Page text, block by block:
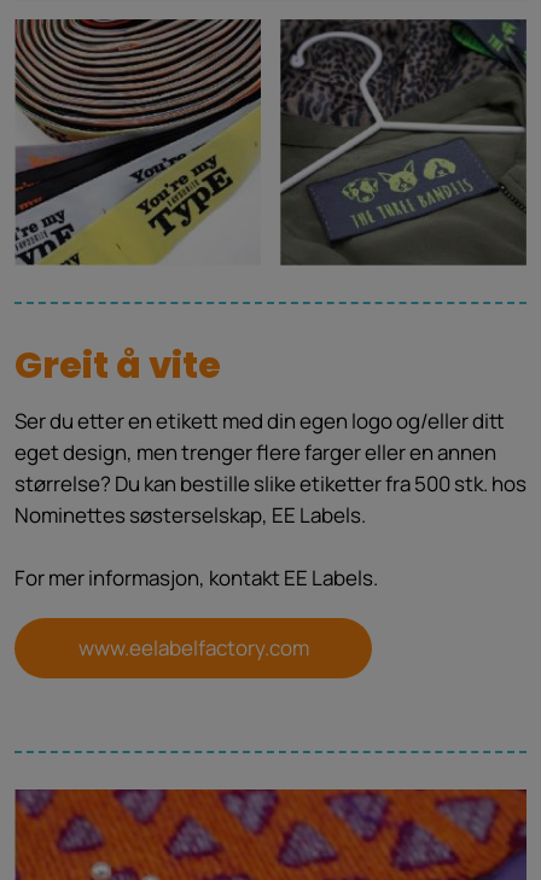
Greit å vite
Ser du etter en etikett med din egen logo og/eller ditt
eget design, men trenger flere farger eller en annen
størrelse? Du kan bestille slike etiketter fra 500 stk. hos
Nominettes søsterselskap, EE Labels.
For mer informasjon, kontakt EE Labels.
www.eelabelfactory.com